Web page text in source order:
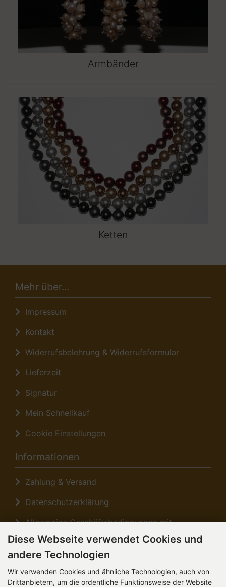
Armbänder
Ketten
Mehr über...
Impressum
Kontakt
Widerrufsbelehrung & Widerrufsformular
Lieferzeit
Signatur
Mein Schnellkauf
Cookie Einstellungen
Informationen
Zahlung & Versand
Datenschutzerklärung
Allgemeine Geschäftsbedingungen mit
Kundeninformationen
Sitemap
Anfahrt
Diese Webseite verwendet Cookies und
andere Technologien
Wir verwenden Cookies und ähnliche Technologien, auch von
Drittanbietern, um die ordentliche Funktionsweise der Website